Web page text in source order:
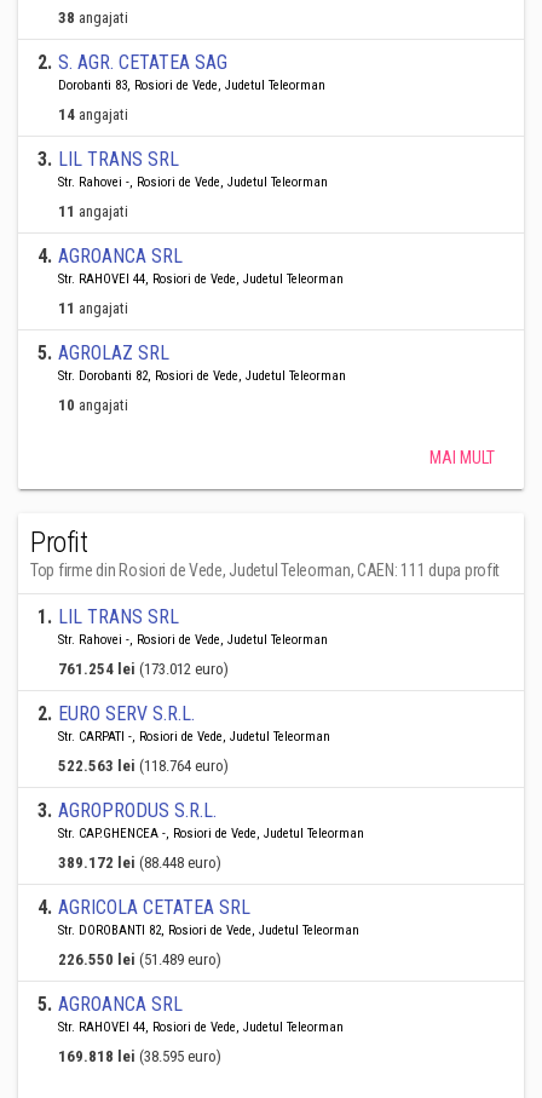
38 angajati
2. S. AGR. CETATEA SAG
Dorobanti 83, Rosiori de Vede, Judetul Teleorman
14 angajati
3. LIL TRANS SRL
Str. Rahovei -, Rosiori de Vede, Judetul Teleorman
11 angajati
4. AGROANCA SRL
Str. RAHOVEI 44, Rosiori de Vede, Judetul Teleorman
11 angajati
5. AGROLAZ SRL
Str. Dorobanti 82, Rosiori de Vede, Judetul Teleorman
10 angajati
MAI MULT
Profit
Top firme din Rosiori de Vede, Judetul Teleorman, CAEN: 111 dupa profit
1. LIL TRANS SRL
Str. Rahovei -, Rosiori de Vede, Judetul Teleorman
761.254 lei (173.012 euro)
2. EURO SERV S.R.L.
Str. CARPATI -, Rosiori de Vede, Judetul Teleorman
522.563 lei (118.764 euro)
3. AGROPRODUS S.R.L.
Str. CAP.GHENCEA -, Rosiori de Vede, Judetul Teleorman
389.172 lei (88.448 euro)
4. AGRICOLA CETATEA SRL
Str. DOROBANTI 82, Rosiori de Vede, Judetul Teleorman
226.550 lei (51.489 euro)
5. AGROANCA SRL
Str. RAHOVEI 44, Rosiori de Vede, Judetul Teleorman
169.818 lei (38.595 euro)